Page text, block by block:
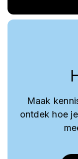
Maak
ontdek hoe